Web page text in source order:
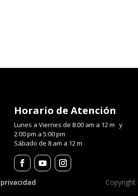
Horario de Atención
Lunes a Viernes de 8:00 am a 12 m y
2:00 pm a 5:00 pm
Sábado de 8 am a 12 m